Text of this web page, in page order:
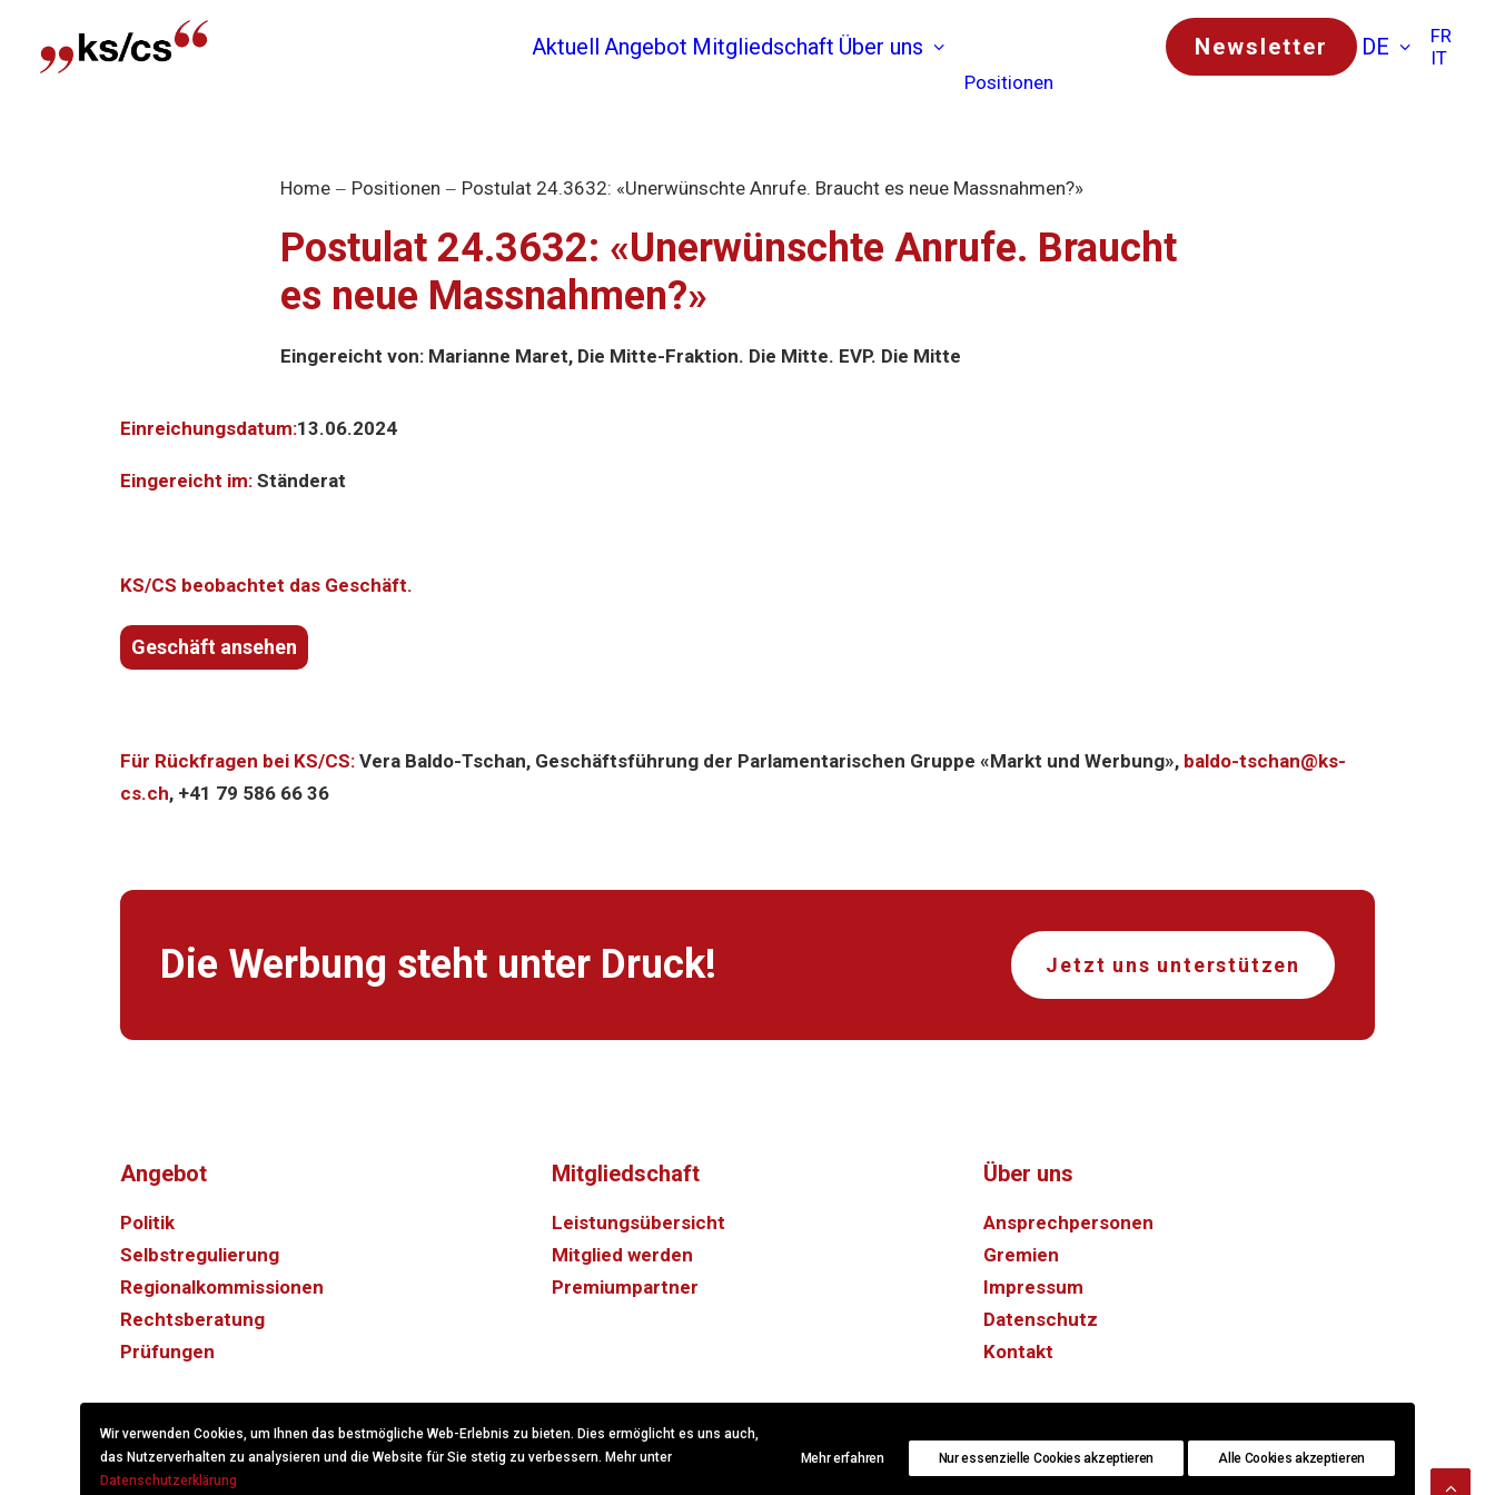
Aktuell Angebot Mitgliedschaft Über uns
Positionen
Newsletter DE
FR
IT
Home Positionen Postulat 24.3632: «Unerwünschte Anrufe. Braucht es neue Massnahmen?»
Postulat 24.3632: «Unerwünschte Anrufe. Braucht
es neue Massnahmen?»
Eingereicht von: Marianne Maret, Die Mitte-Fraktion. Die Mitte. EVP. Die Mitte
Einreichungsdatum:13.06.2024
Eingereicht im: Ständerat
KS/CS beobachtet das Geschäft.
Geschäft ansehen
Für Rückfragen bei KS/CS: Vera Baldo-Tschan, Geschäftsführung der Parlamentarischen Gruppe «Markt und Werbung», baldo-tschan@ks-
cs.ch, +41 79 586 66 36
Die Werbung steht unter Druck! Jetzt uns unterstützen
Angebot
Politik
Selbstregulierung
Regionalkommissionen
Rechtsberatung
Prüfungen
Mitgliedschaft
Leistungsübersicht
Mitglied werden
Premiumpartner
Über uns
Ansprechpersonen
Gremien
Impressum
Datenschutz
Kontakt
© 2022KS/CS Kommunikation Schweiz.
Wir verwenden Cookies, um Ihnen das bestmögliche Web-Erlebnis zu bieten. Dies ermöglicht es uns auch,
das Nutzerverhalten zu analysieren und die Website für Sie stetig zu verbessern. Mehr unter
Datenschutzerklärung
Mehr erfahren Nur essenzielle Cookies akzeptieren Alle Cookies akzeptieren